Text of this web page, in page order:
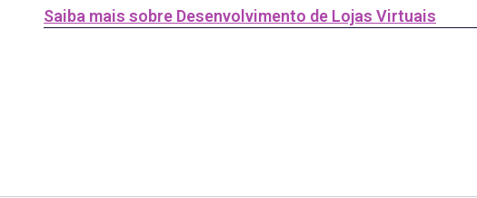
Saiba mais sobre Desenvolvimento de Lojas Virtuais